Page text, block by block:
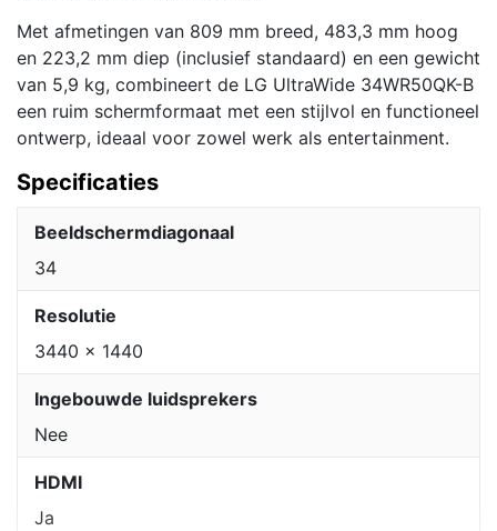
Met afmetingen van 809 mm breed, 483,3 mm hoog
en 223,2 mm diep (inclusief standaard) en een gewicht
van 5,9 kg, combineert de LG UltraWide 34WR50QK-B
een ruim schermformaat met een stijlvol en functioneel
ontwerp, ideaal voor zowel werk als entertainment.
Specificaties
Beeldschermdiagonaal
34
Resolutie
3440 x 1440
Ingebouwde luidsprekers
Nee
HDMI
Ja